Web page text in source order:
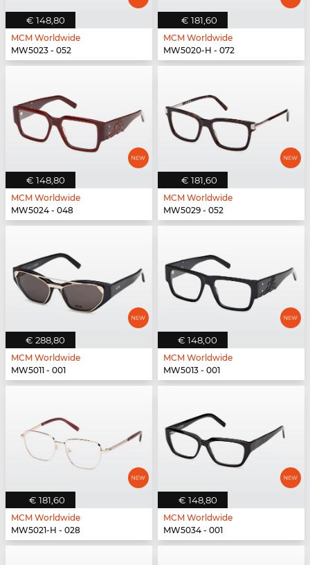
€ 148,80
MCM Worldwide
MW5023 - 052
€ 181,60
MCM Worldwide
MW5020-H - 072
€ 148,80
MCM Worldwide
MW5024 - 048
€ 181,60
MCM Worldwide
MW5029 - 052
€ 288,80
MCM Worldwide
MW5011 - 001
€ 148,00
MCM Worldwide
MW5013 - 001
€ 181,60
MCM Worldwide
MW5021-H - 028
€ 148,80
MCM Worldwide
MW5034 - 001